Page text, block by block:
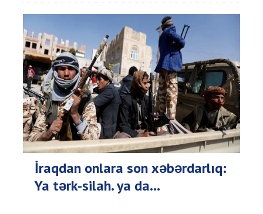
İraqdan onlara son xəbərdarlıq:
Ya tərk-silah. ya da…